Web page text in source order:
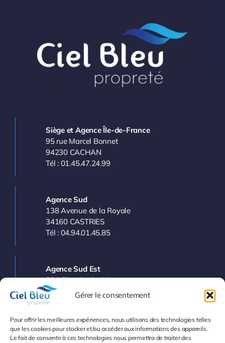
Gérer le consentement
Pour offrir les meilleures expériences, nous utilisons des technologies telles
que les cookies pour stocker et/ou accéder aux informations des appareils.
Le fait de consentir à ces technologies nous permettra de traiter des
Siège et Agence Île-de-France
95 rue Marcel Bonnet
94230 CACHAN
Tél : 01.45.47.24.99
Agence Sud
138 Avenue de la Royale
34160 CASTRIES
Tél : 04.94.01.45.85
Agence Sud Est
224 Chemin des Vergers
83143 LE VAL
Tél : 04.94.77.11.03